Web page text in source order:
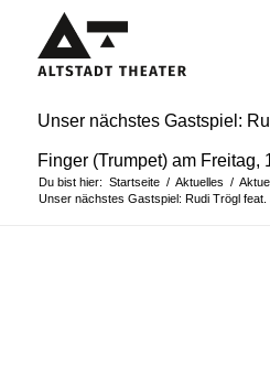
Unser nächstes Gastspiel:
Finger (Trumpet) am Freitag,
Du bist hier: Startseite / Aktuelles /
Unser nächstes Gastspiel: Rudi Trögl feat.